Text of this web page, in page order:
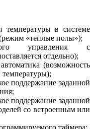
температуры в системе
«теплые полы»);
управления с
отдельно);
(возможность
поддержание заданной
поддержание заданной
со встроенным или
таймера;